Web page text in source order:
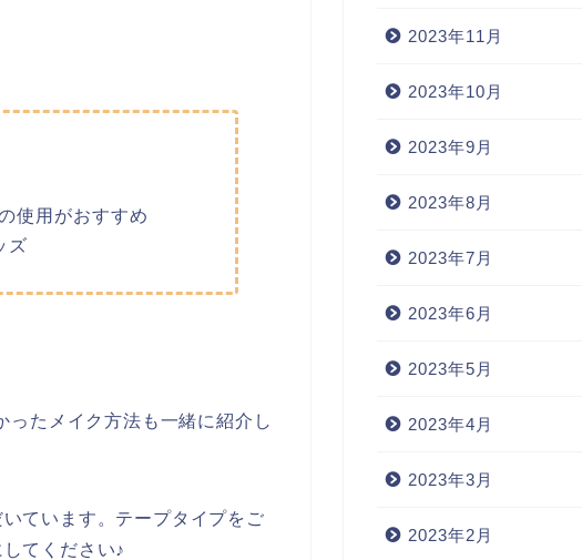
使用がおすすめ
ズ
たメイク方法も一緒に紹介し
ています。テープタイプをご
てください♪
2023年11月
2023年10月
2023年9月
2023年8月
2023年7月
2023年6月
2023年5月
2023年4月
2023年3月
2023年2月